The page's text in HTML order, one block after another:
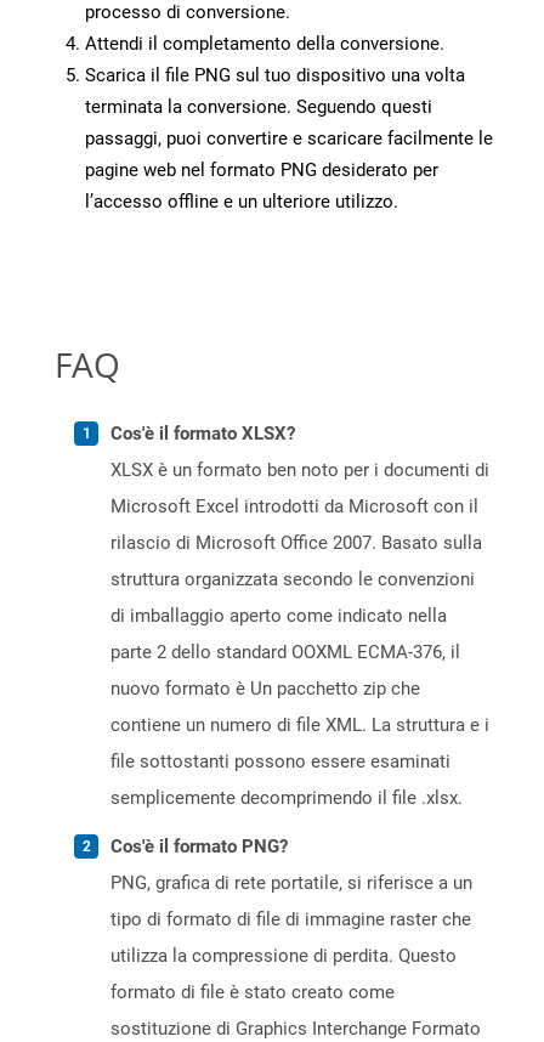
processo di conversione.
Attendi il completamento della conversione.
Scarica il file PNG sul tuo dispositivo una volta
terminata la conversione. Seguendo questi
passaggi, puoi convertire e scaricare facilmente le
pagine web nel formato PNG desiderato per
l’accesso offline e un ulteriore utilizzo.
FAQ
Cos'è il formato XLSX?
XLSX è un formato ben noto per i documenti di
Microsoft Excel introdotti da Microsoft con il
rilascio di Microsoft Office 2007. Basato sulla
struttura organizzata secondo le convenzioni
di imballaggio aperto come indicato nella
parte 2 dello standard OOXML ECMA-376, il
nuovo formato è Un pacchetto zip che
contiene un numero di file XML. La struttura e i
file sottostanti possono essere esaminati
semplicemente decomprimendo il file .xlsx.
Cos'è il formato PNG?
PNG, grafica di rete portatile, si riferisce a un
tipo di formato di file di immagine raster che
utilizza la compressione di perdita. Questo
formato di file è stato creato come
sostituzione di Graphics Interchange Formato